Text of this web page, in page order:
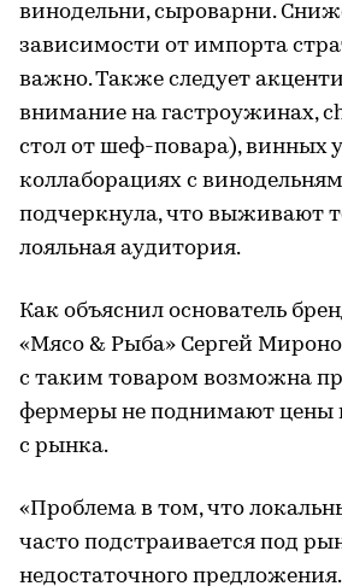
винодельни, сыроварни.
зависимости от импорта
важно. Также следует
внимание на гастроужинах,
стол от шеф-повара), винных
коллаборациях с
подчеркнула, что выживают
лояльная аудитория.
Как объяснил основатель
«Мясо & Рыба» Сергей
с таким товаром возможна
фермеры не поднимают цены
с рынка.
«Проблема в том, что
часто подстраивается под
недостаточного